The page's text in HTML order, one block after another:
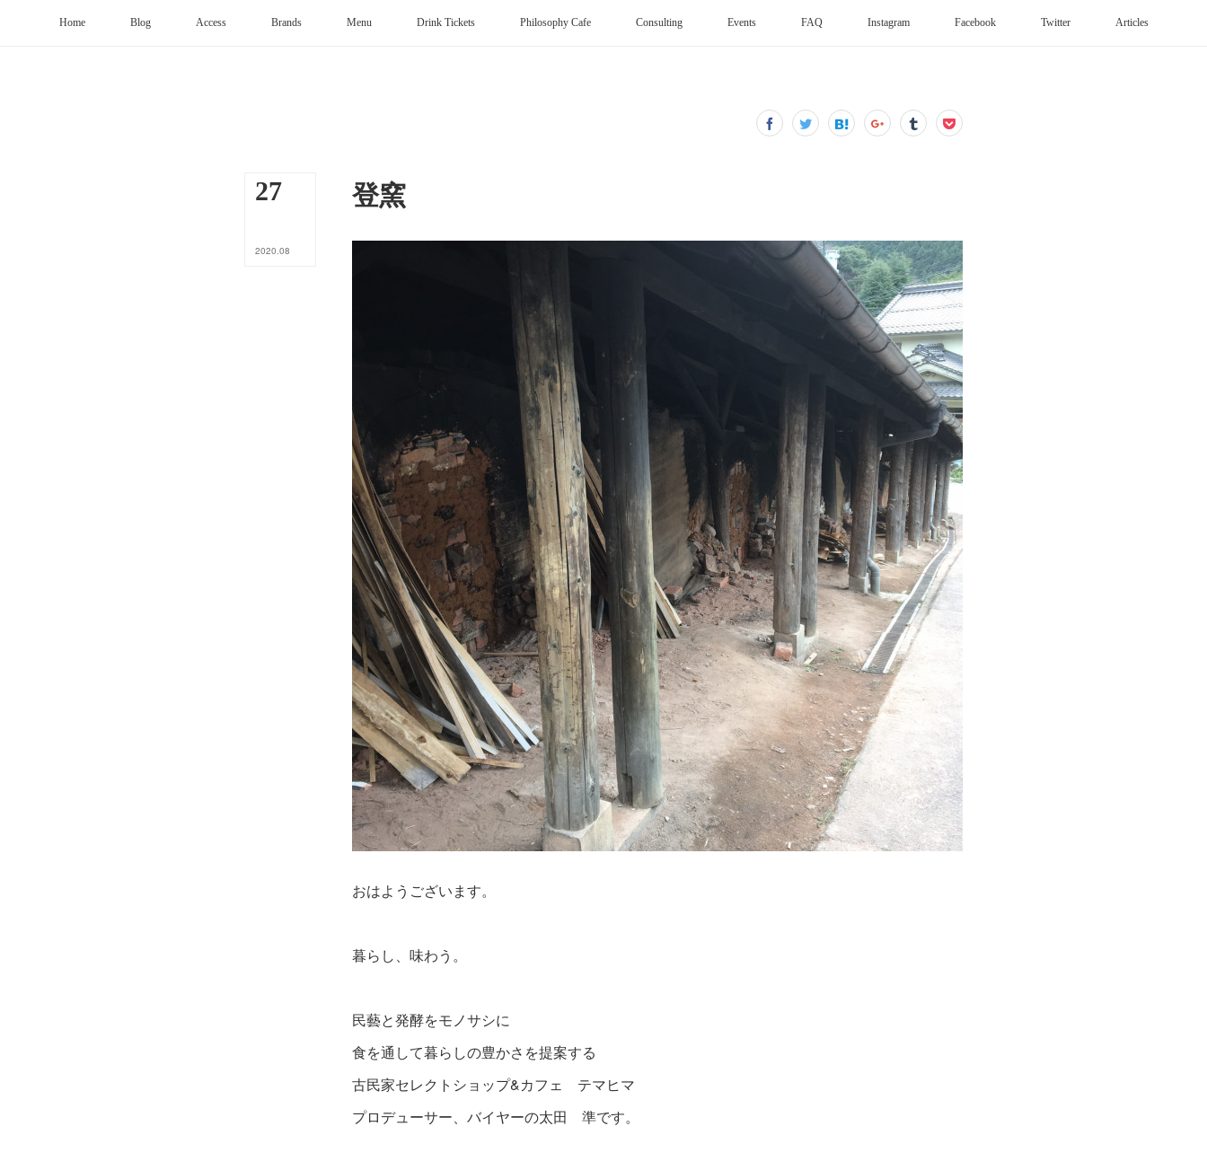
Home Blog Access Brands Menu Drink Tickets Philosophy Cafe Consulting Events FAQ Instagram Facebook Twitter Articles
27
2020.08
登窯
おはようございます。
暮らし、味わう。
民藝と発酵をモノサシに
食を通して暮らしの豊かさを提案する
古民家セレクトショップ&カフェ テマヒマ
プロデューサー、バイヤーの太田 準です。